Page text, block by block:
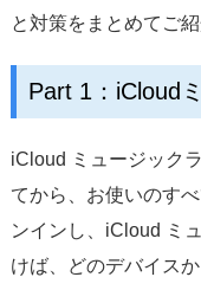
と対策をまとめてご紹
Part 1：iCloud
iCloud ミュージック
てから、お使いのす
ンインし、iCloud ミ
けば、どのデバイス